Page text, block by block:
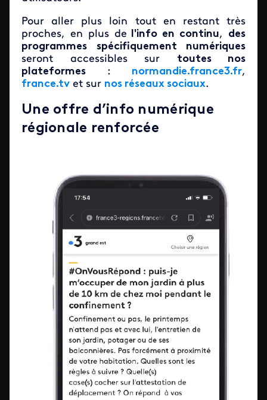
Pour aller plus loin tout en restant très
proches, en plus de l'info en continu, des
programmes spécifiquement numériques
seront accessibles sur toutes nos
plateformes : normandie.france3.fr,
france.tv et sur nos réseaux sociaux.
Une offre d’info numérique
régionale renforcée